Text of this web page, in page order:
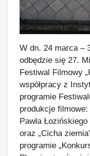
W dn. 24 marca –
odbędzie się 27.
Festiwal Filmowy
współpracy z
programie
produkcje filmowe:
Pawła
oraz „Cicha
programie